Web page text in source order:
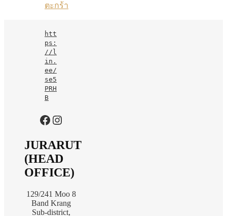
ตะกร้า
htt
ps:
//l
in.
ee/
se5
PRH
B
https://www.facebook.com/jurarutofficial?mibextid=LQQJ4d
Instagram
JURARUT
(HEAD
OFFICE)
129/241 Moo 8
Band Krang
Sub-district,